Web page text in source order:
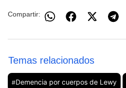
Compartir:
Temas relacionados
#Demencia por cuerpos de Lewy